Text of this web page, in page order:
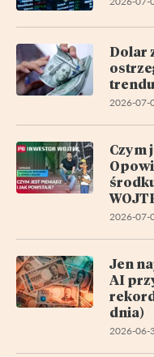
Dolar
trendu
2026-07-
Czym
2026-07-
Jen
AI
dnia)
2026-06-